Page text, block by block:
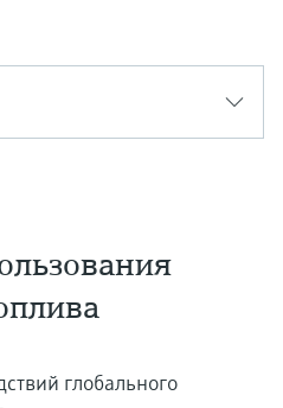
глобального